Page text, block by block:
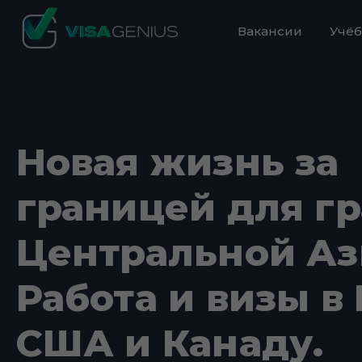
Вакансии
Новая жизнь за
границей для
Центральной
Работа и визы в
США и Канаду.